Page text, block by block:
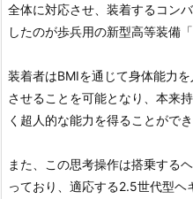
全体に対応させ、装着するコン
したのが歩兵用の新型高等装備
装着者はBMIを通じて身体能力
させることを可能となり、本来
く超人的な能力を得ることができ
また、この思考操作は搭乗する
っており、適応する2.5世代型ヘ